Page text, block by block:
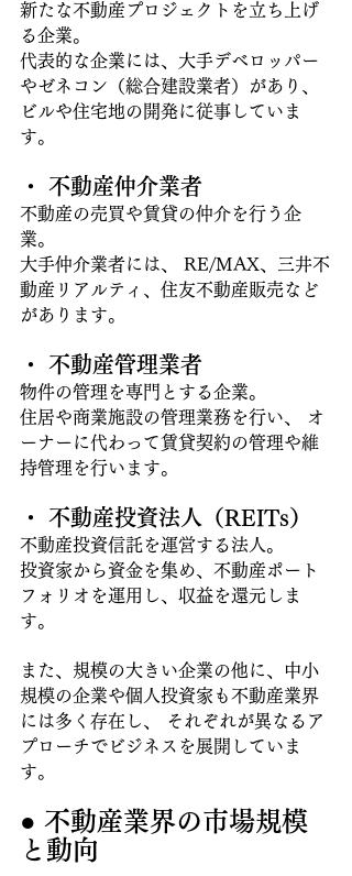
新たな不動産プロジェクトを立ち上げ
る企業。
代表的な企業には、大手デベロッパー
やゼネコン（総合建設業者）があり、
ビルや住宅地の開発に従事していま
す。
・ 不動産仲介業者
不動産の売買や賃貸の仲介を行う企
業。
大手仲介業者には、 RE/MAX、三井不
動産リアルティ、住友不動産販売など
があります。
・ 不動産管理業者
物件の管理を専門とする企業。
住居や商業施設の管理業務を行い、 オ
ーナーに代わって賃貸契約の管理や維
持管理を行います。
・ 不動産投資法人（REITs）
不動産投資信託を運営する法人。
投資家から資金を集め、不動産ポート
フォリオを運用し、収益を還元しま
す。
また、規模の大きい企業の他に、中小
規模の企業や個人投資家も不動産業界
には多く存在し、 それぞれが異なるア
プローチでビジネスを展開していま
す。
● 不動産業界の市場規模
と動向